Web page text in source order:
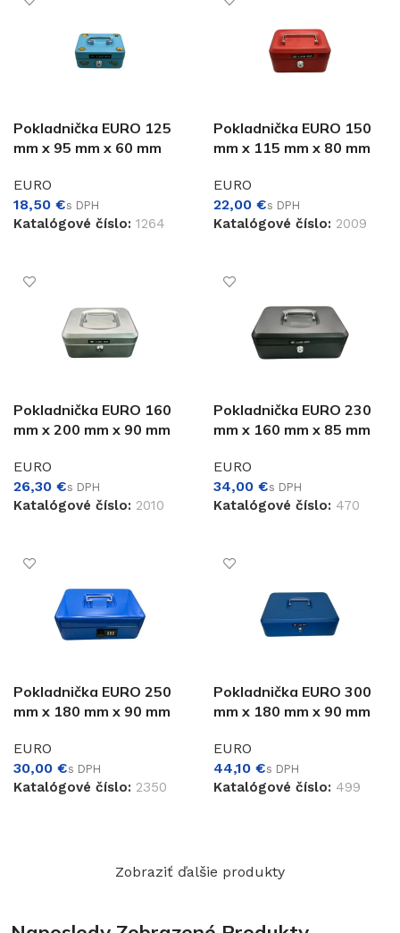
Pokladnička EURO 125
mm x 95 mm x 60 mm
EURO
€
Katalógové číslo: 1264
Pokladnička EURO 150
mm x 115 mm x 80 mm
EURO
€
Katalógové číslo: 2009
Pokladnička EURO 160
mm x 200 mm x 90 mm
EURO
€
Katalógové číslo: 2010
Pokladnička EURO 230
mm x 160 mm x 85 mm
EURO
€
Katalógové číslo: 470
Pokladnička EURO 250
mm x 180 mm x 90 mm
EURO
€
Katalógové číslo: 2350
Pokladnička EURO 300
mm x 180 mm x 90 mm
EURO
€
Katalógové číslo: 499
Zobraziť ďalšie produkty